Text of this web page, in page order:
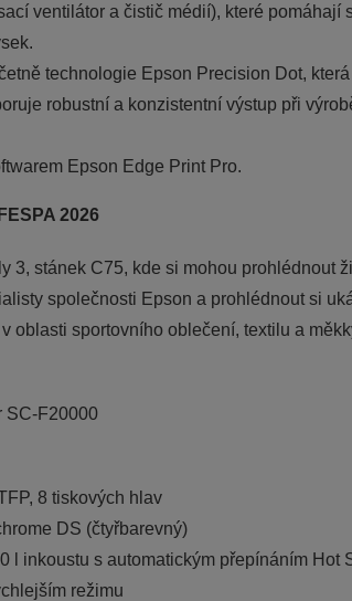
ventilátor a čistič médií), které pomáhají
technologie Epson Precision Dot,
robustní a konzistentní výstup při
Epson Edge Print Pro.
2026
3, stánek C75, kde si mohou prohlédnout
společnosti Epson a prohlédnout si
oblasti sportovního oblečení, textilu a
SC-F20000
8 tiskových hlav
DS (čtyřbarevný)
l inkoustu s automatickým přepínáním Hot
režimu